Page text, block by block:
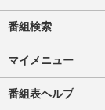
番組検索
マイメニュー
番組表ヘルプ